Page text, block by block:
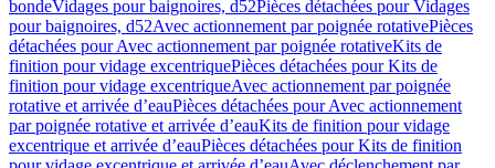
bondeVidages pour baignoires, d52Pièces détachées pour Vidages
pour baignoires, d52Avec actionnement par poignée rotativePièces
détachées pour Avec actionnement par poignée rotativeKits de
finition pour vidage excentriquePièces détachées pour Kits de
finition pour vidage excentriqueAvec actionnement par poignée
rotative et arrivée d’eauPièces détachées pour Avec actionnement
par poignée rotative et arrivée d’eauKits de finition pour vidage
excentrique et arrivée d’eauPièces détachées pour Kits de finition